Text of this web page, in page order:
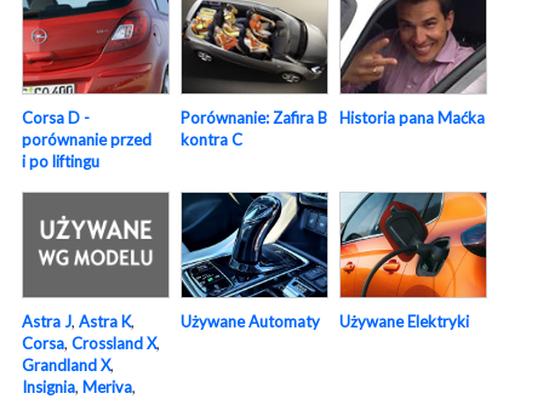
Corsa D -
porównanie przed
i po liftingu
Porównanie: Zafira B
kontra C
Historia pana Maćka
Astra J, Astra K,
Corsa, Crossland X,
Grandland X,
Insignia, Meriva,
Używane Automaty Używane Elektryki